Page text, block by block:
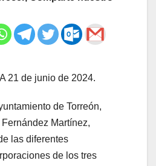
21 de junio de 2024.
de Torreón,
Martínez,
las diferentes
de los tres